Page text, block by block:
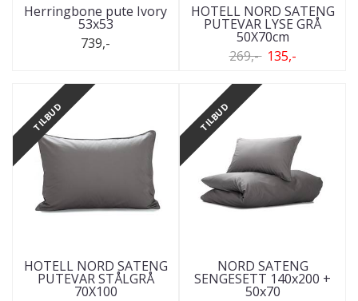
Herringbone pute Ivory
53x53
739,-
HOTELL NORD SATENG
PUTEVAR LYSE GRÅ
50X70cm
269,- 135,-
TILBUD
HOTELL NORD SATENG
PUTEVAR STÅLGRÅ
70X100
TILBUD
NORD SATENG
SENGESETT 140x200 +
50x70